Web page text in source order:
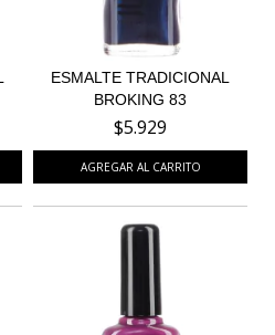
ESMALTE TRADICIONAL
BROKING 83
$5.929